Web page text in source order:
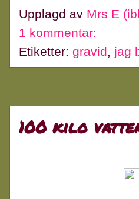
Upplagd av Mrs E
1 kommentar:
Etiketter: gravid jag
100 kilo